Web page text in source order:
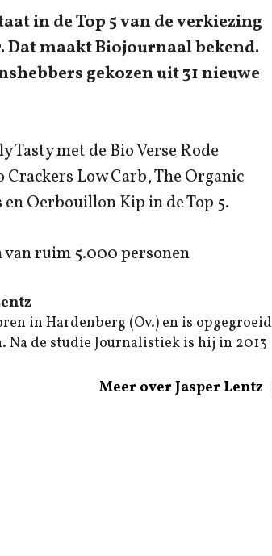
in de Top 5 van de verkiezing
maakt Biojournaal bekend.
gekozen uit 31 nieuwe
met de Bio Verse Rode
Low Carb, The Organic
Oerbouillon Kip in de Top 5.
van ruim 5.000 personen
in Hardenberg (Ov.) en is opgegroeid
Na de studie Journalistiek is hij in 2013
Meer over Jasper Lentz